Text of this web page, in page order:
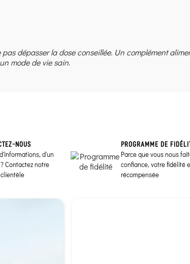
dépasser la dose conseillée. Un complément
mode de vie sain.
NOUS
d'un
Contactez notre
PROGRAMME DE
Parce que vous nous
confiance, votre fidélité
récompensée